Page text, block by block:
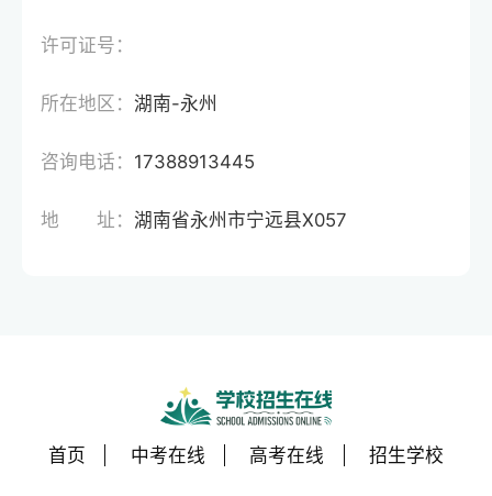
许可证号：
所在地区：湖南-永州
咨询电话： 17388913445
地 址：湖南省永州市宁远县X057
首页 中考在线 高考在线 招生学校